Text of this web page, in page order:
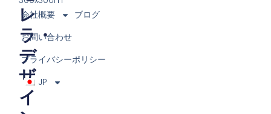
レ
ラ・
デ
ザ
イ
会社概要
ブログ
お問い合わせ
プライバシーポリシー
JP